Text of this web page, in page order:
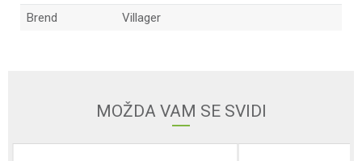
Brend Villager
MOŽDA VAM SE SVIDI